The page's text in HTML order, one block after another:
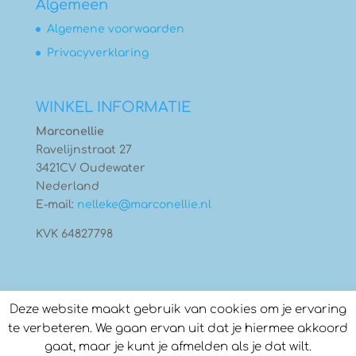
Algemeen
Algemene voorwaarden
Privacyverklaring
WINKEL INFORMATIE
Marconellie
Ravelijnstraat 27
3421CV Oudewater
Nederland
E-mail: nelleke@marconellie.nl
KVK 64827798
Deze website maakt gebruik van cookies om je ervaring
te verbeteren. We gaan ervan uit dat je hiermee akkoord
gaat, maar je kunt je afmelden als je dat wilt.